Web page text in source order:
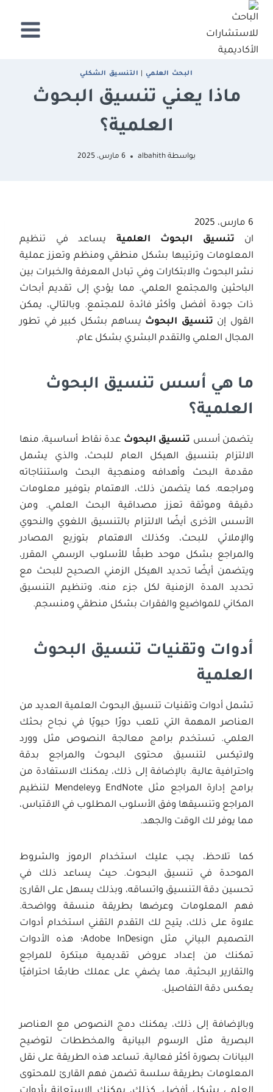
التجاوز
البحث العلمي التنسيق الشكلي
ماذا يعني تنسيق البحوث
العلمية؟
بواسطة albahith 6 مارس، 2025
6 مارس، 2025
ان تنسيق البحوث العلمية يساعد في تنظيم
المعلومات وترتيبها بشكل منطقي ومنظم وتعزز عملية
نشر البحوث والابتكارات وفي تبادل المعرفة والخبرات بين
الباحثين والمجتمع العلمي. مما يؤدي إلى تقديم أبحاث
ذات جودة أفضل وأكثر فائدة للمجتمع. وبالتالي، يمكن
القول إن تنسيق البحوث يساهم بشكل كبير في تطور
المجال العلمي والتقدم البشري بشكل عام.
ما هي أسس تنسيق البحوث
العلمية؟
يتضمن أسس تنسيق البحوث عدة نقاط أساسية، منها
الالتزام بتنسيق الهيكل العام للبحث، والذي يشمل
مقدمة البحث وأهدافه ومنهجية البحث واستنتاجاته
ومراجعه. كما يتضمن ذلك، الاهتمام بتوفير معلومات
دقيقة وموثقة تعزز مصداقية البحث العلمي. ومن
الأسس الأخرى أيضًا الالتزام بالتنسيق اللغوي والنحوي
والإملائي للبحث، وكذلك الاهتمام بتوزيع المصادر
والمراجع بشكل موحد طبقًا للأسلوب الرسمي المقرر،
ويتضمن أيضًا تحديد الهيكل الزمني الصحيح للبحث مع
تحديد المدة الزمنية لكل جزء منه، وتنظيم التنسيق
المكاني للمواضيع والفقرات بشكل منطقي ومنسجم.
أدوات وتقنيات تنسيق البحوث
العلمية
تشمل أدوات وتقنيات تنسيق البحوث العلمية العديد من
العناصر المهمة التي تلعب دورًا حيويًا في نجاح بحثك
العلمي. تستخدم برامج معالجة النصوص مثل وورد
ولاتيكس لتنسيق محتوى البحوث والمراجع بدقة
واحترافية عالية. بالإضافة إلى ذلك، يمكنك الاستفادة من
برامج إدارة المراجع مثل EndNote وMendeley لتنظيم
المراجع وتنسيقها وفق الأسلوب المطلوب في الاقتباس،
مما يوفر لك الوقت والجهد.
كما تلاحظ، يجب عليك استخدام الرموز والشروط
الموحدة في تنسيق البحوث. حيث يساعد ذلك في
تحسين دقة التنسيق واتساقه، وبذلك يسهل على القارئ
فهم المعلومات وعرضها بطريقة منسقة وواضحة.
علاوة على ذلك، يتيح لك التقدم التقني استخدام أدوات
التصميم البياني مثل Adobe InDesign؛ هذه الأدوات
تمكنك من إعداد عروض تقديمية مبتكرة للمراجع
والتقارير البحثية، مما يضفي على عملك طابعًا احترافيًا
يعكس دقة التفاصيل.
وبالإضافة إلى ذلك، يمكنك دمج النصوص مع العناصر
البصرية مثل الرسوم البيانية والمخططات لتوضيح
البيانات بصورة أكثر فعالية. تساعد هذه الطريقة على نقل
المعلومات بطريقة سلسة تضمن فهم القارئ للمحتوى